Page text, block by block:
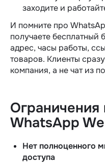
заходите и
И помните про
получаете
адрес, часы работы,
товаров. Клиенты
компания, а не чат из
Ограничения
WhatsApp
Нет полноценного
доступа